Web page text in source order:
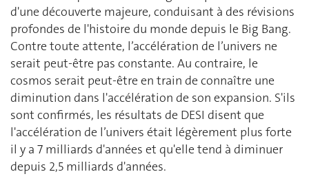
d'une découverte majeure, conduisant à des révisions
profondes de l'histoire du monde depuis le Big Bang.
Contre toute attente, l’accélération de l’univers ne
serait peut-être pas constante. Au contraire, le
cosmos serait peut-être en train de connaître une
diminution dans l'accélération de son expansion. S'ils
sont confirmés, les résultats de DESI disent que
l'accélération de l’univers était légèrement plus forte
il y a 7 milliards d'années et qu'elle tend à diminuer
depuis 2,5 milliards d'années.